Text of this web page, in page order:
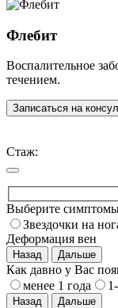
Флебит
Воспалительное
течением.
Записаться на
Стаж:
Выберите
Звездочки на
Деформация вен
Назад Дальше
Как давно у Вас
менее 1 года
Назад Дальше